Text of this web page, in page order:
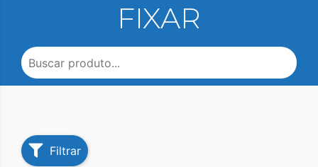
FIXAR
Filtrar